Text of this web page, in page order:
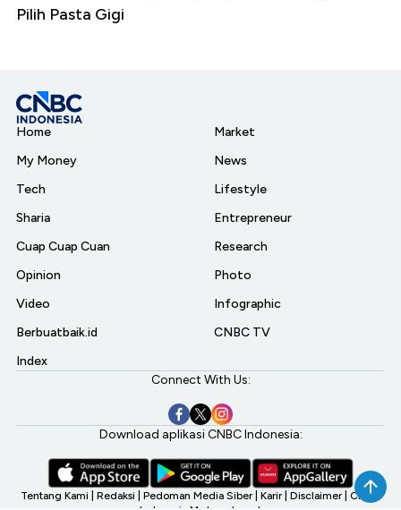
Pilih Pasta Gigi
Home
My Money
Tech
Sharia
Cuap Cuap Cuan
Opinion
Video
Berbuatbaik.id
Index
Market
News
Lifestyle
Entrepreneur
Research
Photo
Infographic
CNBC TV
Connect With Us:
Download aplikasi CNBC Indonesia:
Tentang Kami Redaksi Pedoman Media Siber Karir Disclaimer CNBC